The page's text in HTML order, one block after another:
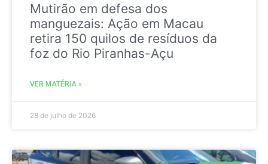
Mutirão em defesa dos
manguezais: Ação em Macau
retira 150 quilos de resíduos da
foz do Rio Piranhas-Açu
VER MATÉRIA »
28 de julho de 2026